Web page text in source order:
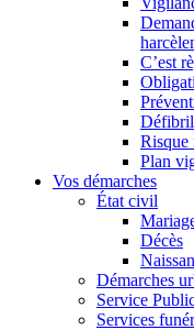
C’est
Risque
Plan
Vos démarches
État civil
Décès
Démarches
Service
Services